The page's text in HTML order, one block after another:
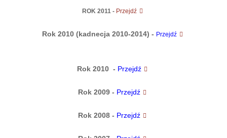
ROK 2011 - Przejdź
Rok 2010 (kadnecja 2010-2014) - Przejdź
Rok 2010 - Przejdź
Rok 2009 - Przejdź
Rok 2008 - Przejdź